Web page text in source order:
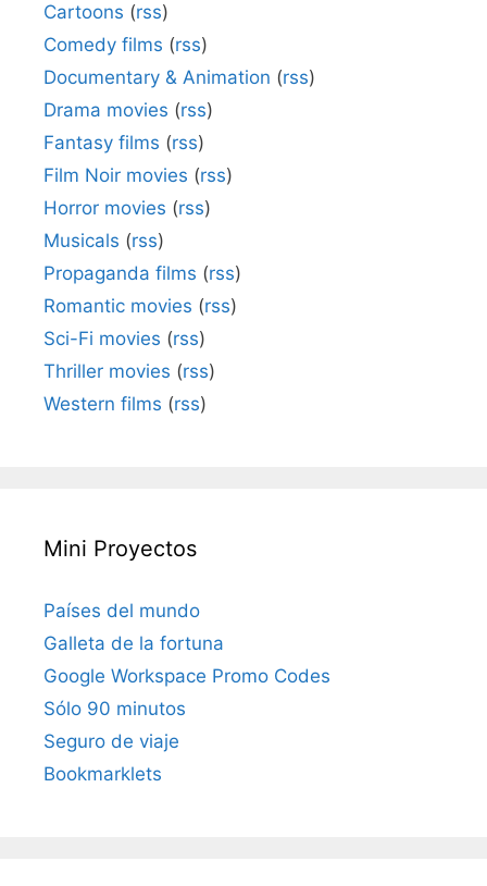
Cartoons (rss)
Comedy films (rss)
Documentary & Animation (rss)
Drama movies (rss)
Fantasy films (rss)
Film Noir movies (rss)
Horror movies (rss)
Musicals (rss)
Propaganda films (rss)
Romantic movies (rss)
Sci-Fi movies (rss)
Thriller movies (rss)
Western films (rss)
Mini Proyectos
Países del mundo
Galleta de la fortuna
Google Workspace Promo Codes
Sólo 90 minutos
Seguro de viaje
Bookmarklets